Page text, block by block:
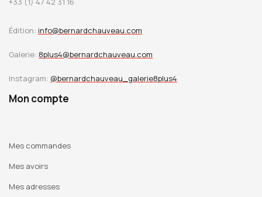
Édition: info@bernardchauveau.com
Galerie: 8plus4@bernardchauveau.com
Instagram: @bernardchauveau_galerie8plus4
Mon compte
Mes commandes
Mes avoirs
Mes adresses